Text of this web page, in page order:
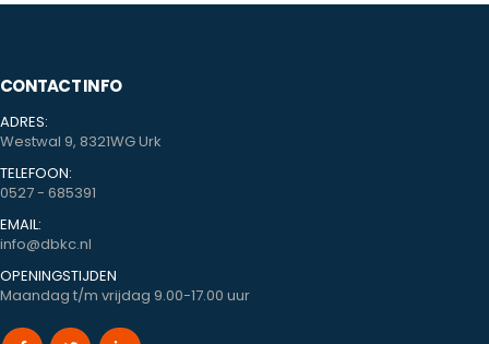
CONTACT INFO
ADRES:
Westwal 9, 8321WG Urk
TELEFOON:
0527 - 685391
EMAIL:
info@dbkc.nl
OPENINGSTIJDEN
Maandag t/m vrijdag 9.00-17.00 uur